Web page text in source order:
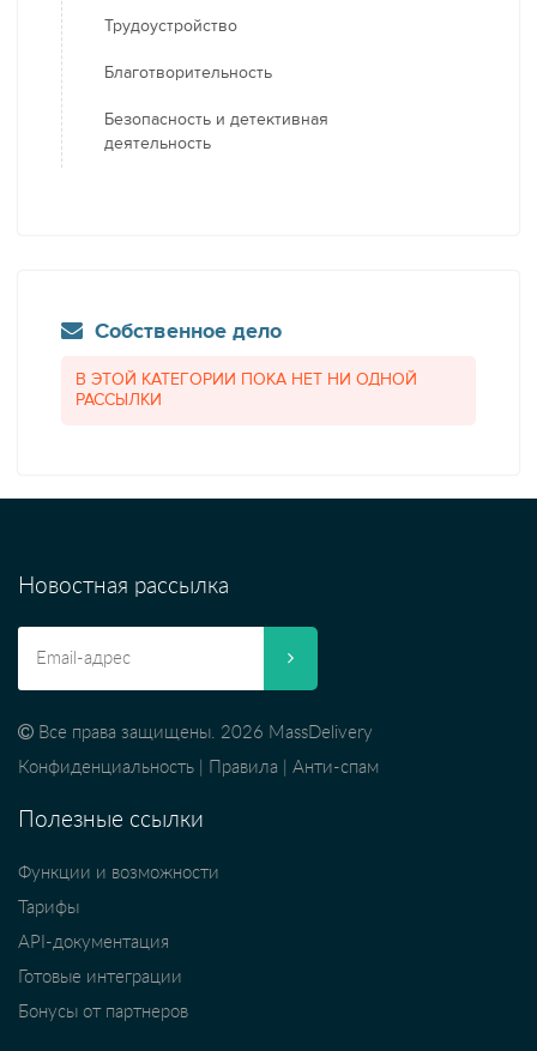
Трудоустройство
Благотворительность
Безопасность и детективная
деятельность
Собственное дело
В ЭТОЙ КАТЕГОРИИ ПОКА НЕТ НИ ОДНОЙ
РАССЫЛКИ
Новостная рассылка
Все права защищены. 2026 MassDelivery
Конфиденциальность
Правила Анти-спам
Полезные ссылки
Функции и возможности
Тарифы
API-документация
Готовые интеграции
Бонусы от партнеров